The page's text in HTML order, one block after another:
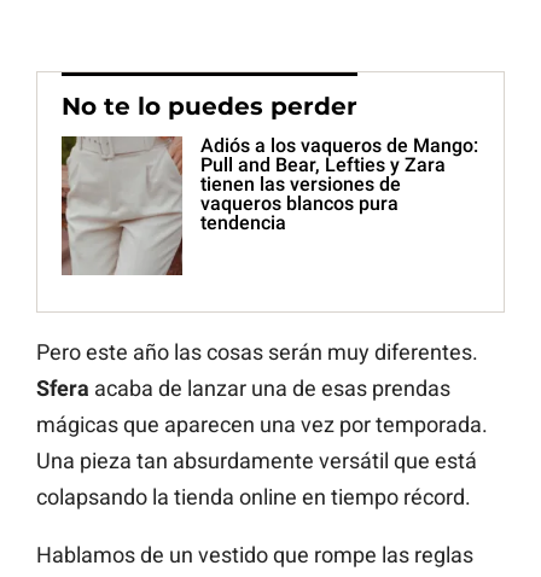
No te lo puedes perder
Adiós a los vaqueros de Mango:
Pull and Bear, Lefties y Zara
tienen las versiones de
vaqueros blancos pura
tendencia
Pero este año las cosas serán muy diferentes.
Sfera acaba de lanzar una de esas prendas
mágicas que aparecen una vez por temporada.
Una pieza tan absurdamente versátil que está
colapsando la tienda online en tiempo récord.
Hablamos de un vestido que rompe las reglas